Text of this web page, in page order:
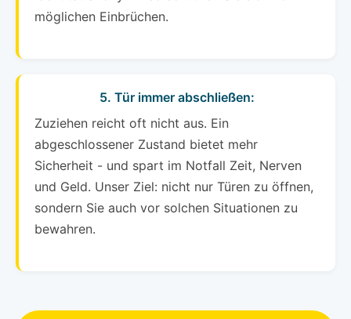
möglichen Einbrüchen.
5. Tür immer abschließen:
Zuziehen reicht oft nicht aus. Ein
abgeschlossener Zustand bietet mehr
Sicherheit - und spart im Notfall Zeit, Nerven
und Geld. Unser Ziel: nicht nur Türen zu öffnen,
sondern Sie auch vor solchen Situationen zu
bewahren.